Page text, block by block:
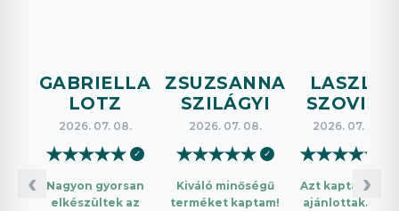
‹
GABRIELLA
LOTZ
2026. 07. 08.
★★★★★ ✓
Nagyon gyorsan
elkészültek az
ZSUZSANNA
SZILÁGYI
2026. 07. 08.
★★★★★ ✓
Kiváló minőségű
terméket kaptam!
LASZLO
SZOVICS
2026. 07. 08.
★★★★★
Azt kaptam amit
ajánlottak. Jó a
›